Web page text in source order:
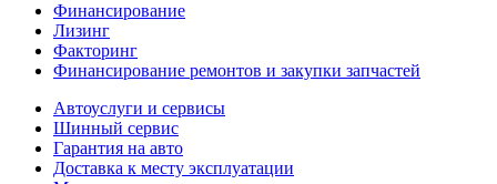
Финансирование
Лизинг
Факторинг
Финансирование ремонтов и закупки запчастей
Автоуслуги и сервисы
Шинный сервис
Гарантия на авто
Доставка к месту эксплуатации